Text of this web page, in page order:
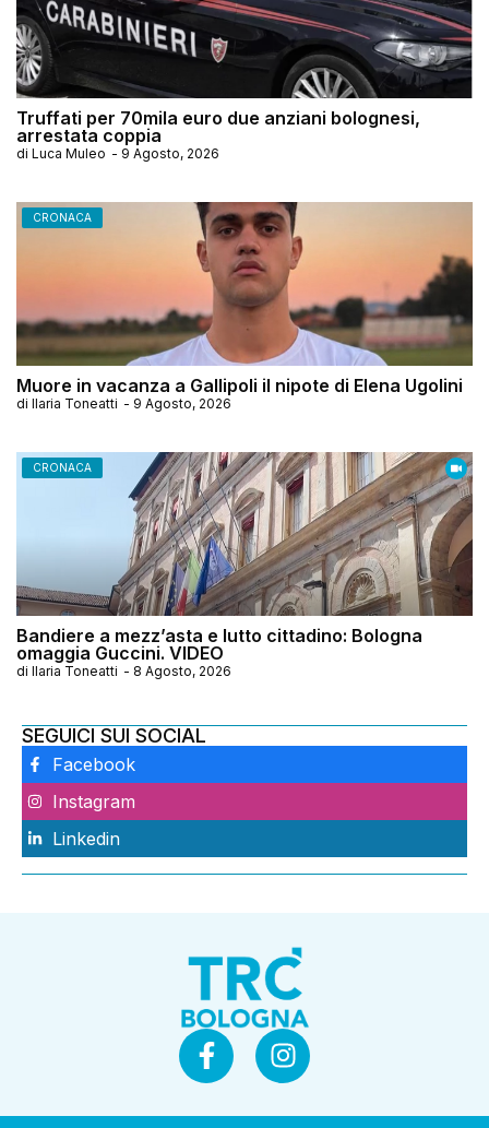
Truffati per 70mila euro due anziani bolognesi,
arrestata coppia
di Luca Muleo - 9 Agosto, 2026
CRONACA
Muore in vacanza a Gallipoli il nipote di Elena Ugolini
di Ilaria Toneatti - 9 Agosto, 2026
CRONACA
Bandiere a mezz’asta e lutto cittadino: Bologna
omaggia Guccini. VIDEO
di Ilaria Toneatti - 8 Agosto, 2026
SEGUICI SUI SOCIAL
Facebook
Instagram
Linkedin